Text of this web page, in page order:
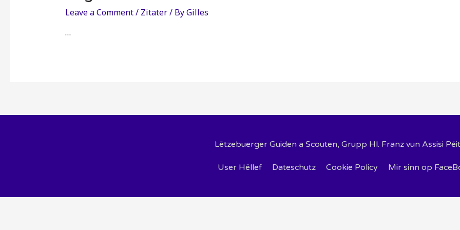
Leave a Comment/ Zitater/ ByGilles
…
Lëtzebuerger Guiden a Scouten, Grupp Hl. Franz vun Assisi
User Hëllef Dateschutz Cookie Policy Mir sinn op